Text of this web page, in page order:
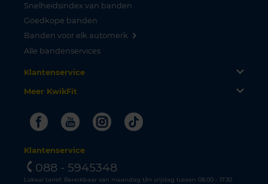
Snelheidsindex van banden
Goedkope banden
Banden voor elk automerk
Alle bandenservices
Klantenservice
Meer KwikFit
FacebookYoutubeInstagram
Tiktok
Klantenservice
088 - 5945348
Lokaal tarief. Bereikbaar van maandag t/m vrijdag tussen 08.00 - 17.30